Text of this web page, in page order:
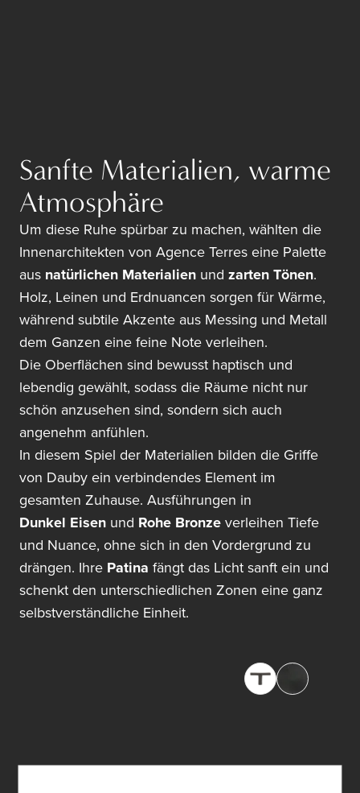
Sanfte Materialien, warme
Atmosphäre
Um diese Ruhe spürbar zu machen, wählten die
Innenarchitekten von Agence Terres eine Palette
aus natürlichen Materialien und zarten Tönen.
Holz, Leinen und Erdnuancen sorgen für Wärme,
während subtile Akzente aus Messing und Metall
dem Ganzen eine feine Note verleihen.
Die Oberflächen sind bewusst haptisch und
lebendig gewählt, sodass die Räume nicht nur
schön anzusehen sind, sondern sich auch
angenehm anfühlen.
In diesem Spiel der Materialien bilden die Griffe
von Dauby ein verbindendes Element im
gesamten Zuhause. Ausführungen in
Dunkel Eisen und Rohe Bronzeverleihen Tiefe
und Nuance, ohne sich in den Vordergrund zu
drängen. Ihre Patina fängt das Licht sanft ein und
schenkt den unterschiedlichen Zonen eine ganz
selbstverständliche Einheit.